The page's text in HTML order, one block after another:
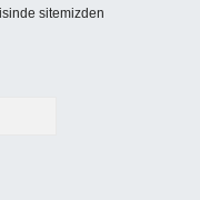
sitemizden